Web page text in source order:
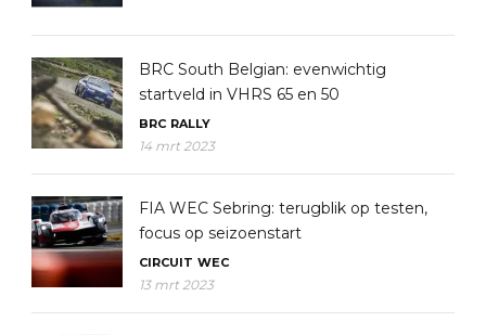
BRC South Belgian: evenwichtig
startveld in VHRS 65 en 50
BRC RALLY
14 mrt 2023
FIA WEC Sebring: terugblik op testen,
focus op seizoenstart
CIRCUIT WEC
13 mrt 2023